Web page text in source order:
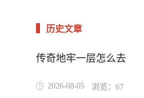
历史文章
传奇地牢一层怎么去
2026-08-05 浏览：67